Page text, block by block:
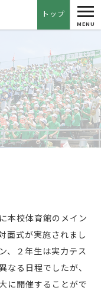
トップ
MENU
本校体育館のメイン
面式が実施されまし
、２年生は実力テス
なる日程でしたが、
に開催することがで